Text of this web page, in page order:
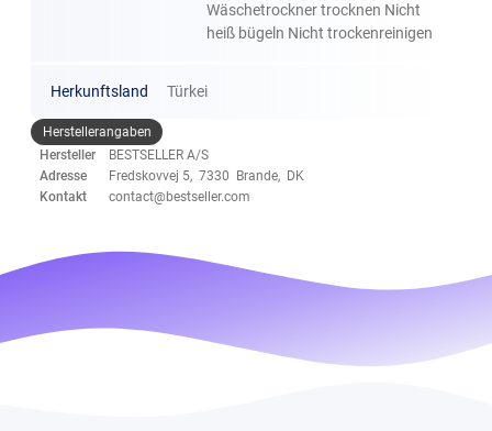
Wäschetrockner trocknen Nicht
heiß bügeln Nicht trockenreinigen
Herkunftsland Türkei
Herstellerangaben
Hersteller
BESTSELLER A/S
Adresse
Fredskovvej 5, 7330 Brande, DK
Kontakt
contact@bestseller.com